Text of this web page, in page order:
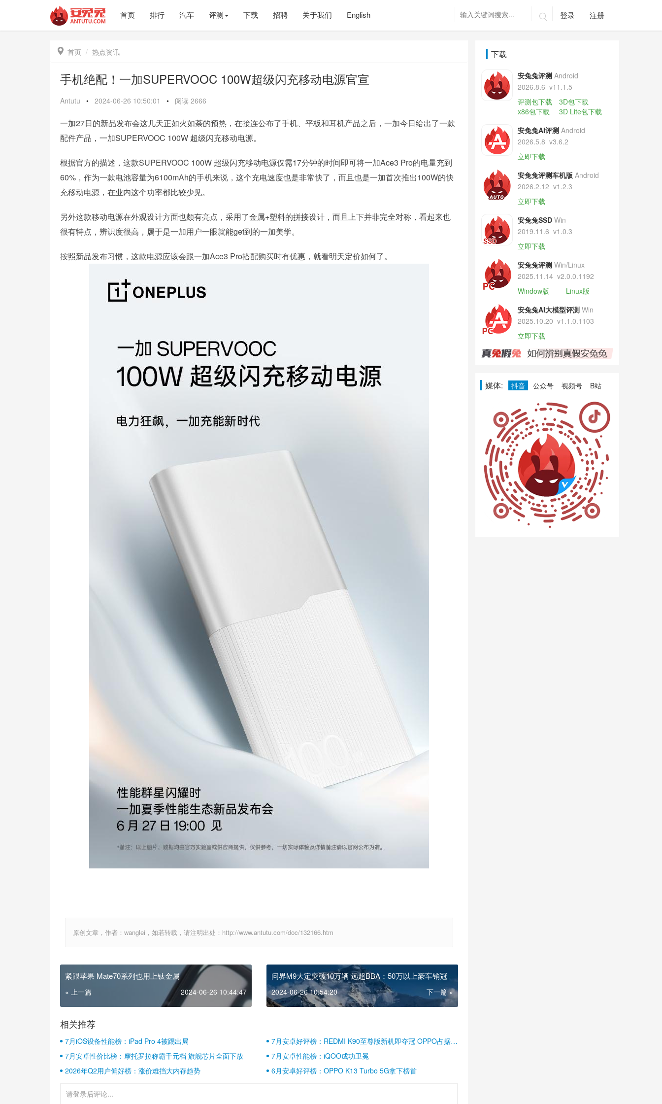
首页 排行 汽车 评测 下载 招聘 关于我们 English  登录 注册
 首页 热点资讯
手机绝配！一加SUPERVOOC 100W超级闪充移动电源官宣
Antutu • 2024-06-26 10:50:01 • 阅读 2666
一加27日的新品发布会这几天正如火如荼的预热，在接连公布了手机、平板和耳机产品之后，一加今日给出了一款
配件产品，一加SUPERVOOC 100W 超级闪充移动电源。
根据官方的描述，这款SUPERVOOC 100W 超级闪充移动电源仅需17分钟的时间即可将一加Ace3 Pro的电量充到
60%，作为一款电池容量为6100mAh的手机来说，这个充电速度也是非常快了，而且也是一加首次推出100W的快
充移动电源，在业内这个功率都比较少见。
另外这款移动电源在外观设计方面也颇有亮点，采用了金属+塑料的拼接设计，而且上下并非完全对称，看起来也
很有特点，辨识度很高，属于是一加用户一眼就能get到的一加美学。
按照新品发布习惯，这款电源应该会跟一加Ace3 Pro搭配购买时有优惠，就看明天定价如何了。
原创文章，作者：wanglei，如若转载，请注明出处：http://www.antutu.com/doc/132166.htm
紧跟苹果 Mate70系列也用上钛金属
« 上一篇 2024-06-26 10:44:47
问界M9大定突破10万辆 远超BBA：50万以上豪车销冠
2024-06-26 10:54:20 下一篇 »
相关推荐
7月iOS设备性能榜：iPad Pro 4被踢出局
7月安卓好评榜：REDMI K90至尊版新机即夺冠 OPPO占据半
壁江山
7月安卓性价比榜：摩托罗拉称霸千元档 旗舰芯片全面下放
7月安卓性能榜：iQOO成功卫冕
2026年Q2用户偏好榜：涨价难挡大内存趋势
6月安卓好评榜：OPPO K13 Turbo 5G拿下榜首
下载
安兔兔评测 Android
2026.8.6 v11.1.5
评测包下载
3D包下载
x86包下载
3D Lite包下载
安兔兔AI评测 Android
2026.5.8 v3.6.2
立即下载
安兔兔评测车机版 Android
2026.2.12 v1.2.3
立即下载
安兔兔SSD Win
2019.11.6 v1.0.3
立即下载
安兔兔评测 Win/Linux
2025.11.14 v2.0.0.1192
Window版
Linux版
安兔兔AI大模型评测 Win
2025.10.20 v1.1.0.1103
立即下载
媒体: 抖音 公众号 视频号 B站